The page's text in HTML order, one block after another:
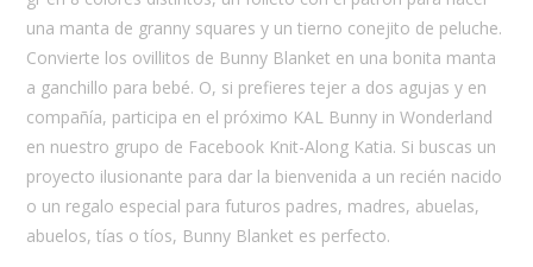
una manta de granny squares y un tierno conejito de peluche.
Convierte los ovillitos de Bunny Blanket en una bonita manta
a ganchillo para bebé. O, si prefieres tejer a dos agujas y en
compañía, participa en el próximo KAL Bunny in Wonderland
en nuestro grupo de Facebook Knit-Along Katia. Si buscas un
proyecto ilusionante para dar la bienvenida a un recién nacido
o un regalo especial para futuros padres, madres, abuelas,
abuelos, tías o tíos, Bunny Blanket es perfecto.